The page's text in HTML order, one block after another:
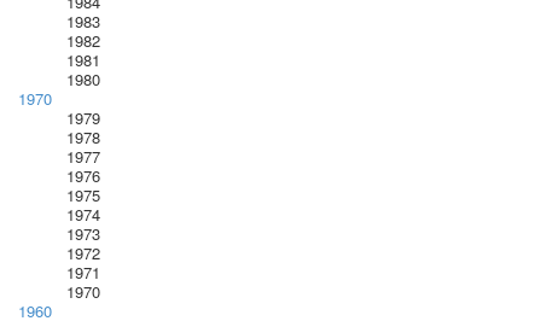
1983
1982
1981
1980
1970
1979
1978
1977
1976
1975
1974
1973
1972
1971
1970
1960